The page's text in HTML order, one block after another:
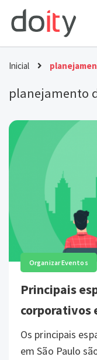
Ir
para
Inicial
planejamento
Principais
corporativos
Organizar Eventos
Os principais
em São Paulo